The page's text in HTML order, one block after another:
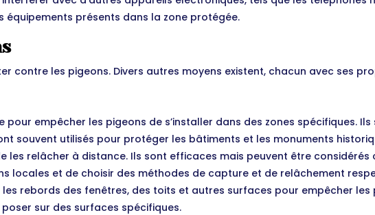
présents dans la zone protégée.
contre les pigeons. Divers autres moyens existent, chacun avec ses
empêcher les pigeons de s’installer dans des zones spécifiques.
souvent utilisés pour protéger les bâtiments et les monuments
les relâcher à distance. Ils sont efficaces mais peuvent être
locales et de choisir des méthodes de capture et de relâchement
rebords des fenêtres, des toits et autres surfaces pour empêcher les
sur des surfaces spécifiques.